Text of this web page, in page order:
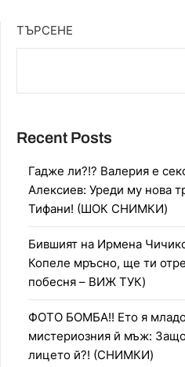
ТЪРСЕНЕ
Recent Posts
Гадже ли?!? Валерия е
Алексиев: Уреди му нова
Тифани! (ШОК СНИМКИ)
Бившият на Ирмена
Копеле мръсно, ще ти
побесня – ВИЖ ТУК)
ФОТО БОМБА!! Ето я
мистериозния й мъж:
лицето й?! (СНИМКИ)